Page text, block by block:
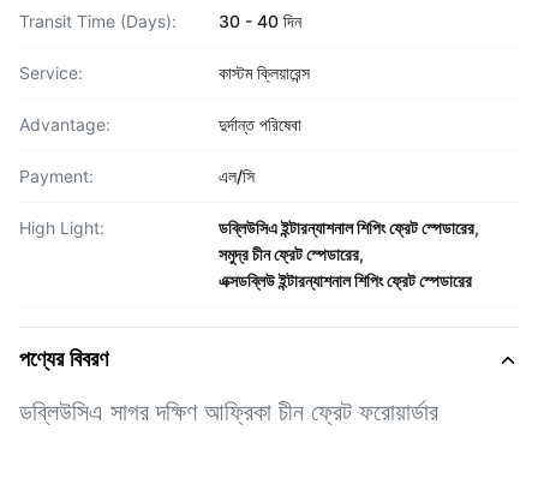
Transit Time (Days): 30 - 40 দিন
Service: কাস্টম ক্লিয়ারেন্স
Advantage: দুর্দান্ত পরিষেবা
Payment: এল/সি
High Light: ডব্লিউসিএ ইন্টারন্যাশনাল শিপিং ফ্রেট স্পেডারের,
সমুদ্র চীন ফ্রেট স্পেডারের,
এক্সডব্লিউ ইন্টারন্যাশনাল শিপিং ফ্রেট স্পেডারের
পণ্যের বিবরণ
ডব্লিউসিএ সাগর দক্ষিণ আফ্রিকা চীন ফ্রেট ফরোয়ার্ডার